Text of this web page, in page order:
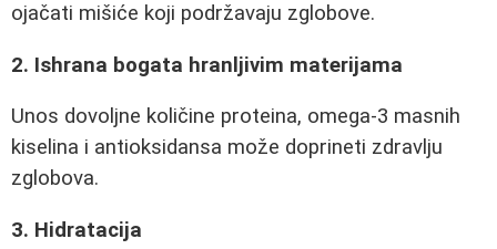
ojačati mišiće koji podržavaju zglobove.
2. Ishrana bogata hranljivim materijama
Unos dovoljne količine proteina, omega-3 masnih
kiselina i antioksidansa može doprineti zdravlju
zglobova.
3. Hidratacija